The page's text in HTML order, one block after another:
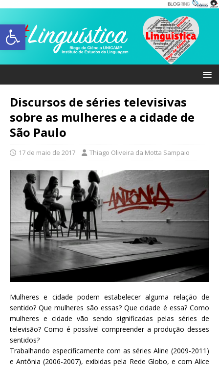
Abrir a barra de ferramentas
Discursos de séries televisivas
sobre as mulheres e a cidade de
São Paulo
17 de maio de 2017 Thiago Oliveira da Motta Sampaio
Mulheres e cidade podem estabelecer alguma relação de
sentido? Que mulheres são essas? Que cidade é essa? Como
mulheres e cidade vão sendo significadas pelas séries de
televisão? Como é possível compreender a produção desses
sentidos?
Trabalhando especificamente com as séries Aline (2009-2011)
e Antônia (2006-2007), exibidas pela Rede Globo, e com Alice